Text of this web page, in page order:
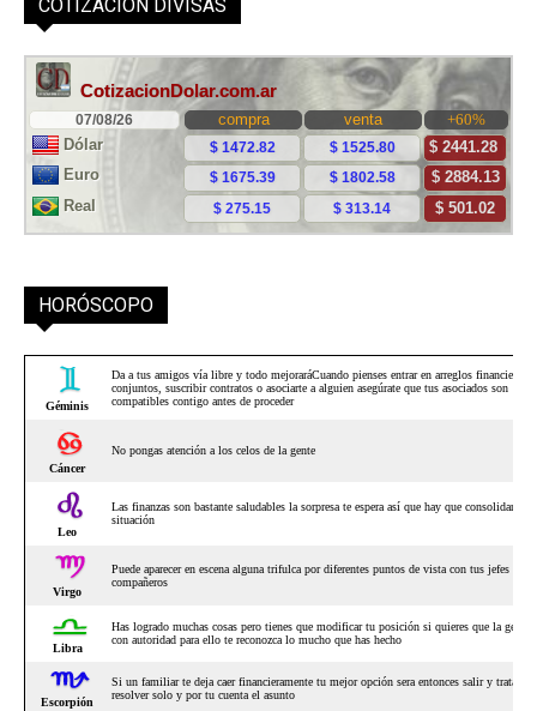
COTIZACIÓN DIVISAS
HORÓSCOPO